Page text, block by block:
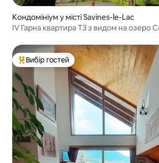
Кондомініум у місті Savines-le-Lac
IV Гарна квартира T3 з видом на озеро
Топ вибір гостей
Вибір гостей